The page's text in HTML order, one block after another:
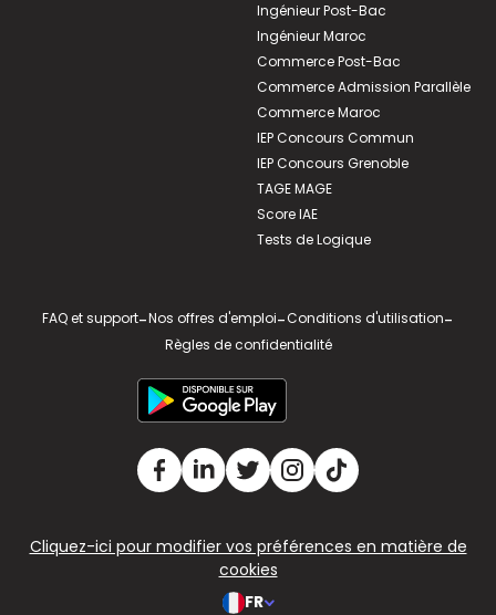
Ingénieur Post-Bac
Ingénieur Maroc
Commerce Post-Bac
Commerce Admission Parallèle
Commerce Maroc
IEP Concours Commun
IEP Concours Grenoble
TAGE MAGE
Score IAE
Tests de Logique
FAQ et support-Nos offres d'emploi-Conditions d'utilisation-
Règles de confidentialité
Cliquez-ici pour modifier vos préférences en matière de
cookies
FR